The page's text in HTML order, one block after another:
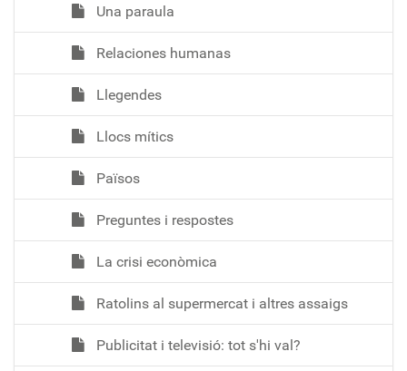
Una paraula
Relaciones humanas
Llegendes
Llocs mítics
Països
Preguntes i respostes
La crisi econòmica
Ratolins al supermercat i altres assaigs
Publicitat i televisió: tot s'hi val?